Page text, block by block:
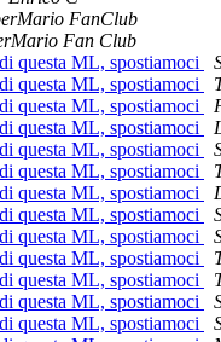
FanClub
Fan Club
questa ML, spostiamoci
questa ML, spostiamoci
questa ML, spostiamoci
questa ML, spostiamoci
questa ML, spostiamoci
questa ML, spostiamoci
questa ML, spostiamoci
questa ML, spostiamoci
questa ML, spostiamoci
questa ML, spostiamoci
questa ML, spostiamoci
questa ML, spostiamoci
questa ML, spostiamoci